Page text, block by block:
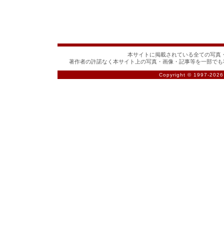
本サイトに掲載されている全ての写真
著作者の許諾なく本サイト上の写真・画像・記事等を一部で
Copyright © 1997-